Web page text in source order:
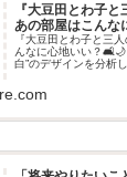
『大豆田とわ子
あの部屋はこんな
『大豆田とわ子と三
んなに心地いい？🛋️🌙
白”のデザインを分析
ェアなど厳選アイテ